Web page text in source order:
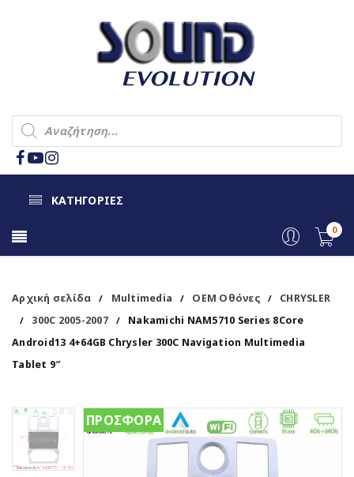
ΚΑΤΗΓΟΡΙΕΣ
0
Αρχική σελίδα / Multimedia / OEM Οθόνες / CHRYSLER
/ 300C 2005-2007 /
Nakamichi NAM5710 Series 8Core
Android13 4+64GB Chrysler 300C Navigation Multimedia
Tablet 9″
ΠΡΟΣΦΟΡΑ